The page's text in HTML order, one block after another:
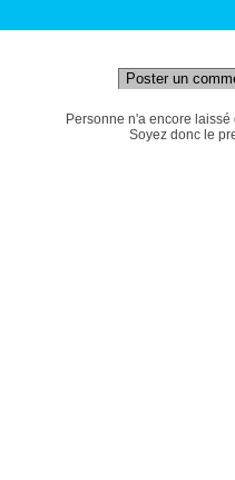
Poster un
Personne n'a encore
Soyez donc le